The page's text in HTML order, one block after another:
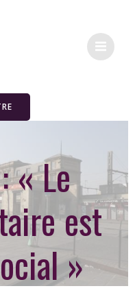
« Le
est
»